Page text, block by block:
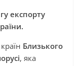
експорту
Близького
, яка